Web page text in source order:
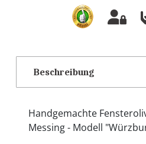
Beschreibung
Handgemachte
Messing - Modell